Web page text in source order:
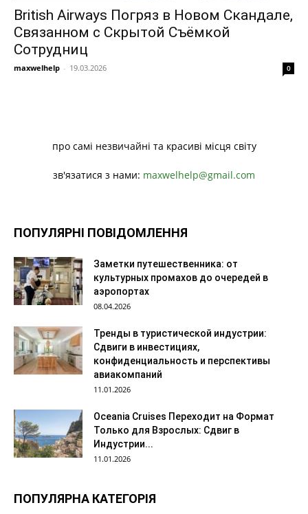
British Airways Погряз в Новом Скандале,
Связанном с Скрытой Съёмкой
Сотрудниц
maxwelhelp - 19.03.2026 0
про самі незвичайні та красиві місця світу
зв'язатися з нами: maxwelhelp@gmail.com
ПОПУЛЯРНІ ПОВІДОМЛЕННЯ
Заметки путешественника: от
культурных промахов до очередей в
аэропортах
08.04.2026
Тренды в туристической индустрии:
Сдвиги в инвестициях,
конфиденциальность и перспективы
авиакомпаний
11.01.2026
Oceania Cruises Переходит на Формат
Только для Взрослых: Сдвиг в
Индустрии...
11.01.2026
ПОПУЛЯРНА КАТЕГОРІЯ